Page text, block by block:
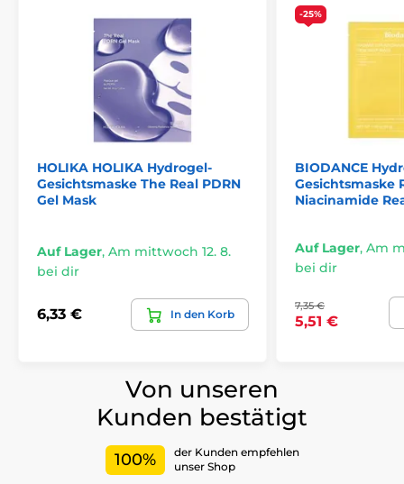
HOLIKA HOLIKA Hydrogel-
Gesichtsmaske The Real PDRN
Gel Mask
Auf Lager, Am mittwoch 12. 8.
bei dir
6,33 € In den Korb
-25%
BIODANCE
Gesichtsmaske
Niacinamide
Auf Lager, Am
bei dir
7,35 €
5,51 €
Von unseren
Kunden bestätigt
100%
der Kunden empfehlen
unser Shop